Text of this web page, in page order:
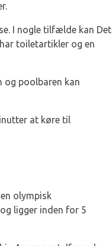
I nogle tilfælde kan Det
toiletartikler og en
og poolbaren kan
at køre til
olympisk
ligger inden for 5